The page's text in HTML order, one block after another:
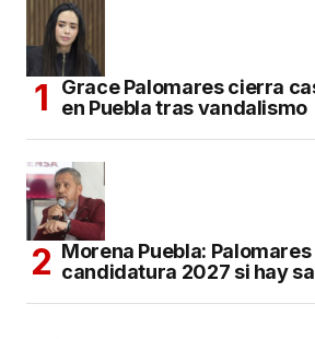
Grace Palomares cierra
en Puebla tras vandalismo
Morena Puebla:
candidatura 2027 si hay